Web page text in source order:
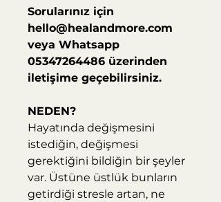
Sorularınız için
hello@healandmore.com
veya Whatsapp
05347264486 üzerinden
iletişime geçebilirsiniz.
NEDEN?
Hayatında değişmesini
istediğin, değişmesi
gerektiğini bildiğin bir şeyler
var. Üstüne üstlük bunların
getirdiği stresle artan, ne